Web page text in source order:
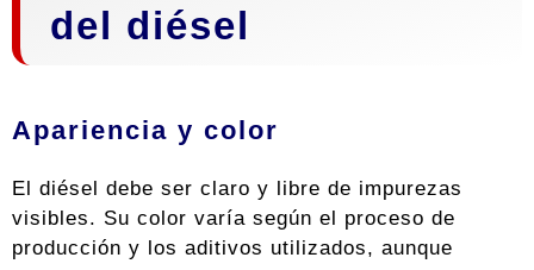
del diésel
Apariencia y color
El diésel debe ser claro y libre de impurezas
visibles. Su color varía según el proceso de
producción y los aditivos utilizados, aunque